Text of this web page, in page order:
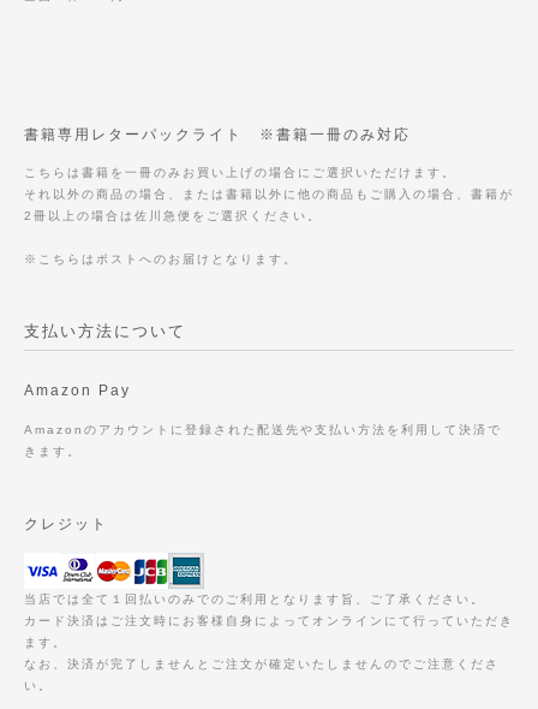
書籍専用レターパックライト ※書籍一冊のみ対応
こちらは書籍を一冊のみお買い上げの場合にご選択いただけます。
それ以外の商品の場合、または書籍以外に他の商品もご購入の場合、書籍が
2冊以上の場合は佐川急便をご選択ください。
※こちらはポストへのお届けとなります。
支払い方法について
Amazon Pay
Amazonのアカウントに登録された配送先や支払い方法を利用して決済で
きます。
クレジット
当店では全て１回払いのみでのご利用となります旨、ご了承ください。
カード決済はご注文時にお客様自身によってオンラインにて行っていただき
ます。
なお、決済が完了しませんとご注文が確定いたしませんのでご注意くださ
い。